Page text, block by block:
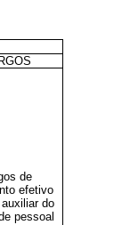
de
efetivo
do
pessoal